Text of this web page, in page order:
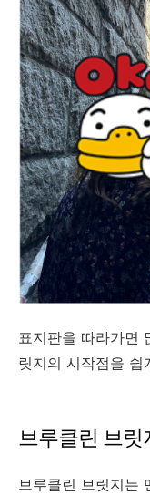
표지판을 따라가면
릿지의 시작점을 쉽
브루클린 브릿
브루클린 브릿지는